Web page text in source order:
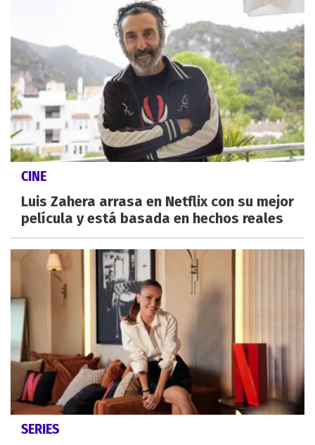
CINE
Luis Zahera arrasa en Netflix con su mejor
película y está basada en hechos reales
SERIES